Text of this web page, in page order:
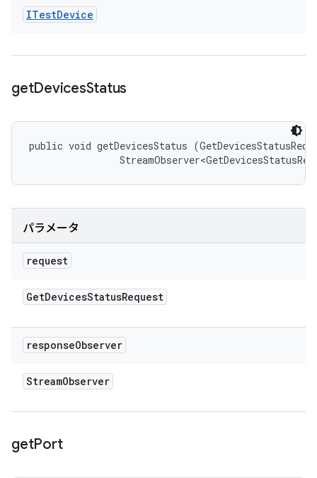
ITestDevice
getDevicesStatus
public void getDevicesStatus
パラメータ
request
GetDevicesStatusRequest
responseObserver
StreamObserver
getPort